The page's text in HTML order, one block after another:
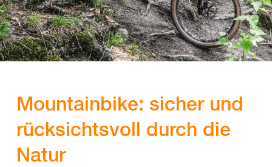
Mountainbike: sicher und
rücksichtsvoll durch die
Natur